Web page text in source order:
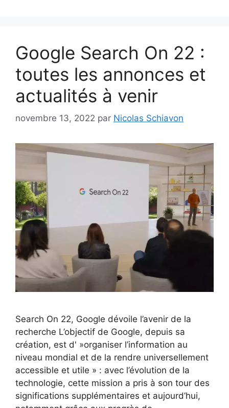
Google Search On 22 :
toutes les annonces et
actualités à venir
novembre 13, 2022 par Nicolas Schiavon
Search On 22, Google dévoile l’avenir de la
recherche L’objectif de Google, depuis sa
création, est d' »organiser l’information au
niveau mondial et de la rendre universellement
accessible et utile » : avec l’évolution de la
technologie, cette mission a pris à son tour des
significations supplémentaires et aujourd’hui,